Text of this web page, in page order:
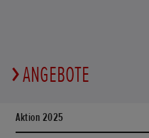
ANGEBOTE
Aktion 2025